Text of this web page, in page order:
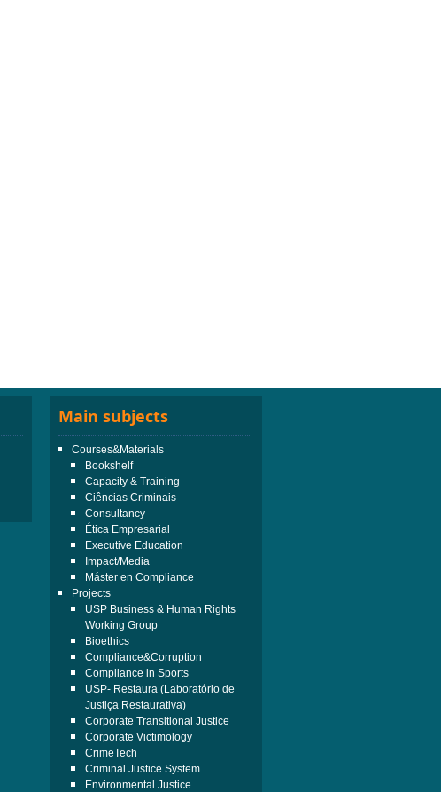
Main subjects
Courses&Materials
Bookshelf
Capacity & Training
Ciências Criminais
Consultancy
Ética Empresarial
Executive Education
Impact/Media
Máster en Compliance
Projects
USP Business & Human Rights
Working Group
Bioethics
Compliance&Corruption
Compliance in Sports
USP- Restaura (Laboratório de
Justiça Restaurativa)
Corporate Transitional Justice
Corporate Victimology
CrimeTech
Criminal Justice System
Environmental Justice